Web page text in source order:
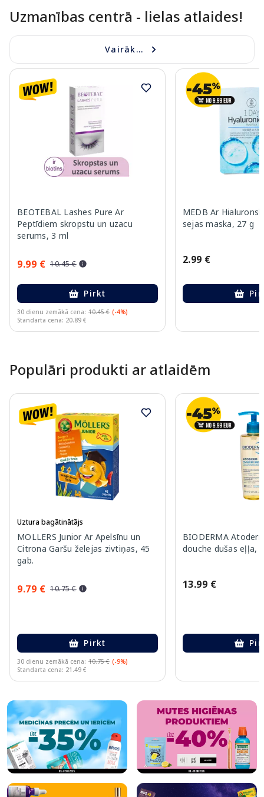
Uzmanības centrā - lielas atlaides!
Vairāk...
BEOTEBAL Lashes Pure Ar
Peptīdiem skropstu un uzacu
serums, 3 ml
9.99 € 10.45 €
Pirkt
30 dienu zemākā cena: 10.45 € (-4%)
Standarta cena: 20.89 €
MEDB Ar
sejas maska, 27 g
2.99 €
Populāri produkti ar atlaidēm
Uztura bagātinātājs
MOLLERS Junior Ar Apelsīnu un
Citrona Garšu želejas zivtiņas, 45
gab.
9.79 € 10.75 €
Pirkt
30 dienu zemākā cena: 10.75 € (-9%)
Standarta cena: 21.49 €
BIODERMA
douche dušas eļļa,
13.99 €